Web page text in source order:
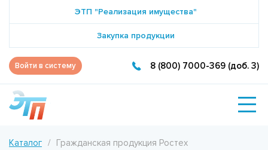
ЭТП "Реализация имущества"
Закупка продукции
Войти в систему 8 (800) 7000-369 (доб. 3)
Каталог Гражданская продукция Ростех